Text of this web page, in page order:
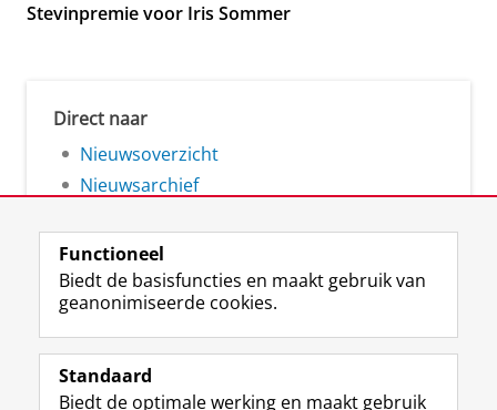
Stevinpremie voor Iris Sommer
Direct naar
Nieuwsoverzicht
Nieuwsarchief
Volg de RUG
F
a
L
i
R
S
I
n
Y
o
Functioneel
Biedt de basisfuncties en maakt gebruik van
geanonimiseerde cookies.
Standaard
Biedt de optimale werking en maakt gebruik